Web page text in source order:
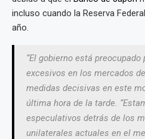
incluso cuando la Reserva
año.
“El gobierno está
excesivos en los mercados
medidas decisivas en este
última hora de la tarde.
especulativos detrás de los
unilaterales actuales en el